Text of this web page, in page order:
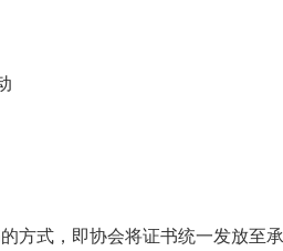
方式，即协会将证书统一发放至